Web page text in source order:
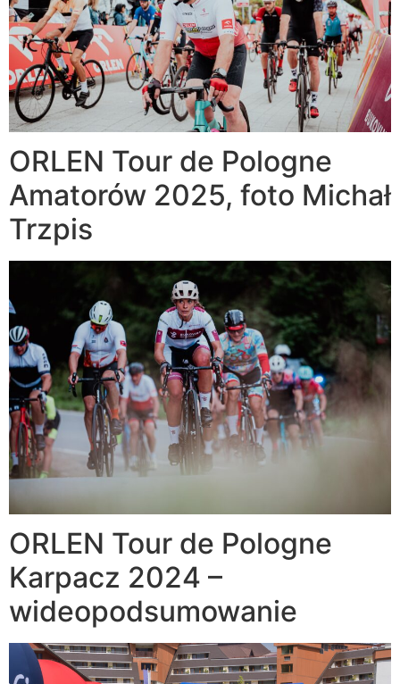
ORLEN Tour de Pologne
Amatorów 2025, foto Michał
Trzpis
ORLEN Tour de Pologne
Karpacz 2024 –
wideopodsumowanie